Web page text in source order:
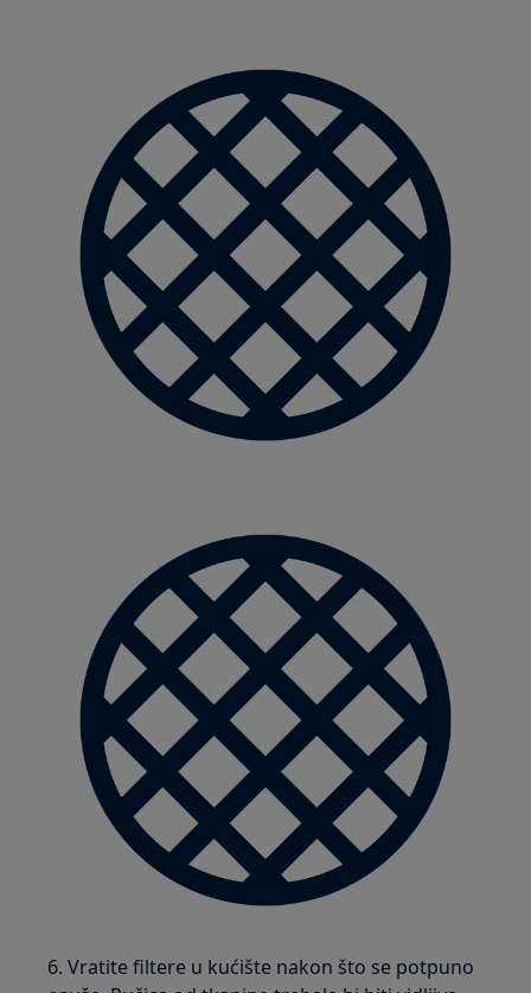
6. Vratite filtere u kućište nakon što se potpuno